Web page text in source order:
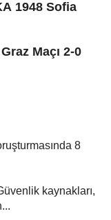
1948 Sofia
Maçı 2-0
8
kaynakları,